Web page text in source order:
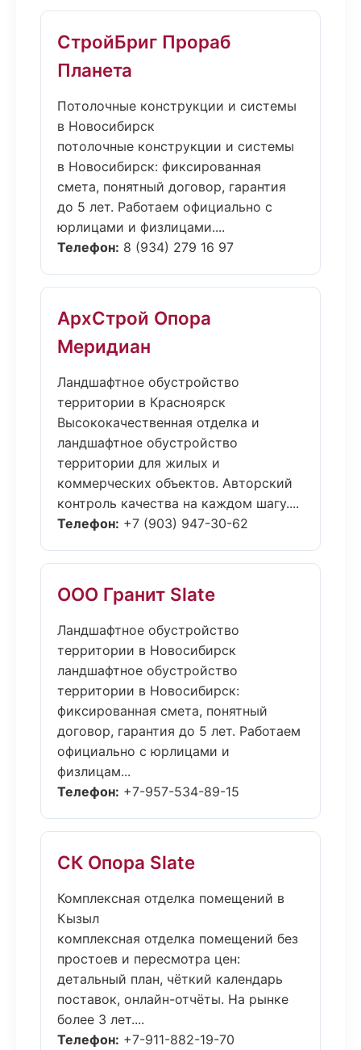
СтройБриг Прораб
Планета
Потолочные конструкции и системы
в Новосибирск
потолочные конструкции и системы
в Новосибирск: фиксированная
смета, понятный договор, гарантия
до 5 лет. Работаем официально с
юрлицами и физлицами....
Телефон: 8 (934) 279 16 97
АрхСтрой Опора
Меридиан
Ландшафтное обустройство
территории в Красноярск
Высококачественная отделка и
ландшафтное обустройство
территории для жилых и
коммерческих объектов. Авторский
контроль качества на каждом шагу....
Телефон: +7 (903) 947-30-62
ООО Гранит Slate
Ландшафтное обустройство
территории в Новосибирск
ландшафтное обустройство
территории в Новосибирск:
фиксированная смета, понятный
договор, гарантия до 5 лет. Работаем
официально с юрлицами и
физлицам...
Телефон: +7-957-534-89-15
СК Опора Slate
Комплексная отделка помещений в
Кызыл
комплексная отделка помещений без
простоев и пересмотра цен:
детальный план, чёткий календарь
поставок, онлайн-отчёты. На рынке
более 3 лет....
Телефон: +7-911-882-19-70